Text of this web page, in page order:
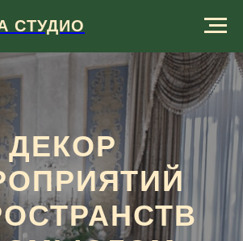
СТУДИО
Мирослава